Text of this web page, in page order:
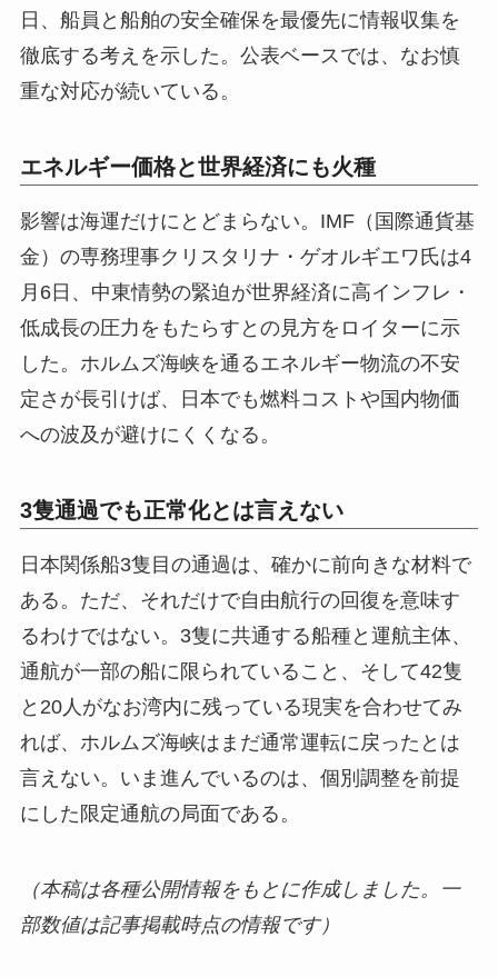
日、船員と船舶の安全確保を最優先に情報収集を
徹底する考えを示した。公表ベースでは、なお慎
重な対応が続いている。
エネルギー価格と世界経済にも火種
影響は海運だけにとどまらない。IMF（国際通貨基
金）の専務理事クリスタリナ・ゲオルギエワ氏は4
月6日、中東情勢の緊迫が世界経済に高インフレ・
低成長の圧力をもたらすとの見方をロイターに示
した。ホルムズ海峡を通るエネルギー物流の不安
定さが長引けば、日本でも燃料コストや国内物価
への波及が避けにくくなる。
3隻通過でも正常化とは言えない
日本関係船3隻目の通過は、確かに前向きな材料で
ある。ただ、それだけで自由航行の回復を意味す
るわけではない。3隻に共通する船種と運航主体、
通航が一部の船に限られていること、そして42隻
と20人がなお湾内に残っている現実を合わせてみ
れば、ホルムズ海峡はまだ通常運転に戻ったとは
言えない。いま進んでいるのは、個別調整を前提
にした限定通航の局面である。
（本稿は各種公開情報をもとに作成しました。一
部数値は記事掲載時点の情報です）